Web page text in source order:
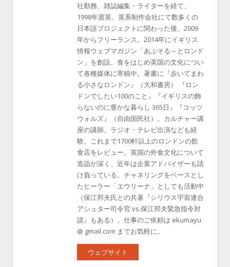
社勤務、雑誌編集・ライターを経て、
1998年渡英。英系制作会社にて数多くの
日本語プロジェクトに関わった後、2009
年からフリーランス。2014年にイギリス
情報ウェブマガジン「あぶそる～とロンド
ン」を創設。食をはじめ英国の文化につい
て各種媒体に寄稿中。著書に『歩いてまわ
る小さなロンドン』（大和書房） 『ロン
ドンでしたい100のこと』『イギリスの飾
らないのに豊かな暮らし 365日』『コッツ
ウォルズ』（自由国民社）。カルチャー講
座の講師、ラジオ・テレビ出演なども経
験。これまで1700軒以上のロンドンの飲
食店をレビュー。英国の外食文化について
造詣が深く、近年は企業アドバイザーも請
け負っている。チャネリングをベースとし
たヒーラー「エウリーナ」としても活動中
（保江邦夫氏との共著『シリウス宇宙連合
アシュター司令官 vs.保江邦夫緊急指令対
談』もある）。仕事のご依頼は ekumayu
@ gmail.com までお気軽に。
ウェブサイト